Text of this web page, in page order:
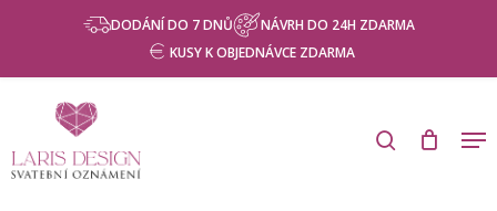
contentProducts
search
DODÁNÍ DO 7 DNŮ
NÁVRH DO 24H ZDARMA
KUSY K OBJEDNÁVCE ZDARMA
search